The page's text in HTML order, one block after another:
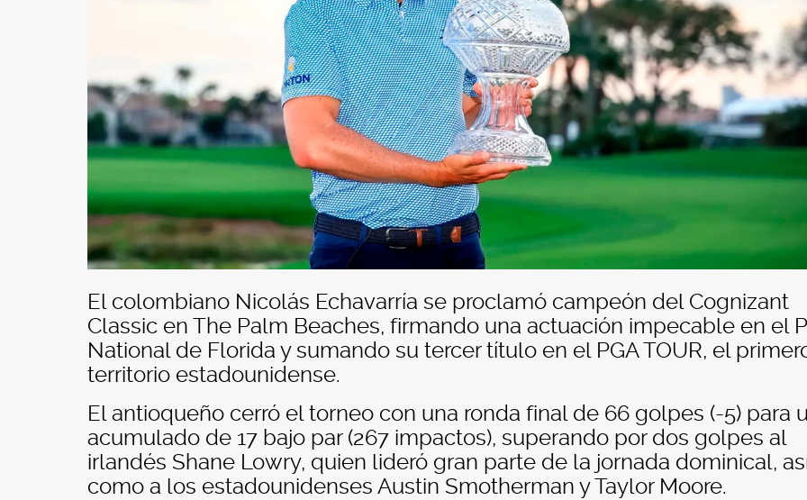
El colombiano Nicolás Echavarría se proclamó campeón del Cognizant
Classic en The Palm Beaches, firmando una actuación impecable en el
National de Florida y sumando su tercer título en el PGA TOUR, el
territorio estadounidense.
El antioqueño cerró el torneo con una ronda final de 66 golpes (-5) para
acumulado de 17 bajo par (267 impactos), superando por dos golpes al
irlandés Shane Lowry, quien lideró gran parte de la jornada dominical,
como a los estadounidenses Austin Smotherman y Taylor Moore.